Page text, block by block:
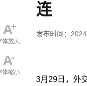
连
发布时间：
3月29日，外